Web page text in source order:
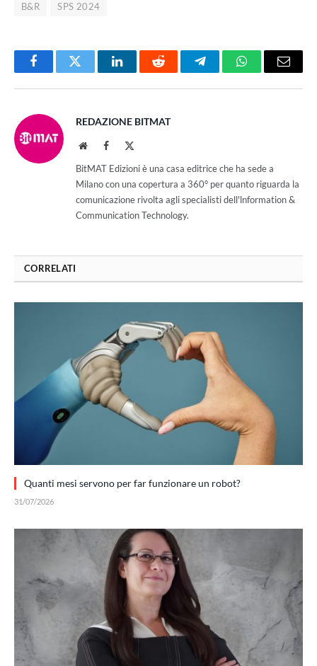
B&R SPS 2024
FacebookTwitter LinkedInReddit TelegramWhatsAppEmail
REDAZIONE BITMAT
WebsiteFacebook
BitMAT Edizioni è una casa editrice che ha sede a
Milano con una copertura a 360° per quanto riguarda la
comunicazione rivolta agli specialisti dell'lnformation &
Communication Technology.
CORRELATI
Quanti mesi servono per far funzionare un robot?
31/07/2026